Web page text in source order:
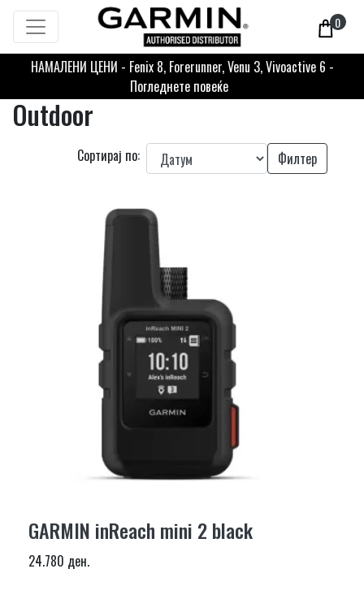
0
НАМАЛЕНИ ЦЕНИ - Fenix 8, Forerunner, Venu 3, Vivoactive 6 -
Погледнете повеќе
Outdoor
Сортирај по: Филтер
GARMIN inReach mini 2 black
24.780 ден.